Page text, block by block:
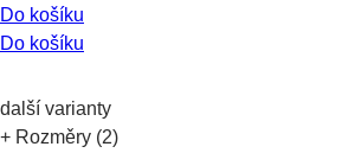
Do košíku
Do košíku
další varianty
+ Rozměry (2)